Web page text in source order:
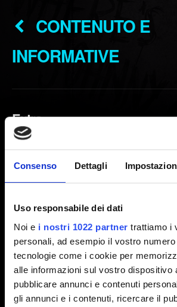
Consenso Dettagli
Uso responsabile dei dati
Noi e i nostri 1022 partner trattiamo i
personali, ad esempio il vostro
tecnologie come i cookie per
alle informazioni sul vostro dispositivo
pubblicare annunci e contenuti
gli annunci e i contenuti, ricercare il
CONTENUTO E
INFORMATIVE
Extra
Beni digitali - Come ottenerli
Contenuti aggiuntivi gratuiti
Ricompense di registrazione
gioco) - Come ottenerle
Non ho ottenuto le ricompense
nel gioco
Informativa sui video